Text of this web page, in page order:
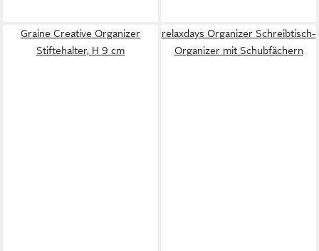
Graine Creative Organizer
Stiftehalter, H 9 cm
relaxdays Organizer Schreibtisch-
Organizer mit Schubfächern